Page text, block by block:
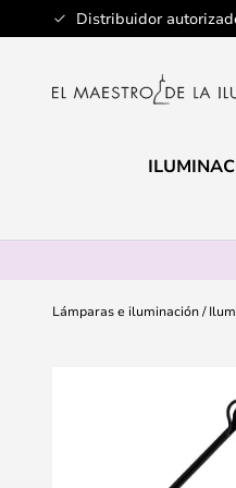
Distribuidor
Ir
al
Lámparas e iluminación